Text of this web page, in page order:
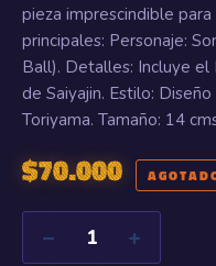
pieza imprescindible
principales: Personaje:
Ball). Detalles: Incluye el
de Saiyajin. Estilo:
Toriyama. Tamaño: 14
$70.000
− 1 +